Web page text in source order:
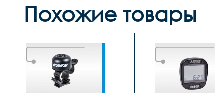
Похожие товары